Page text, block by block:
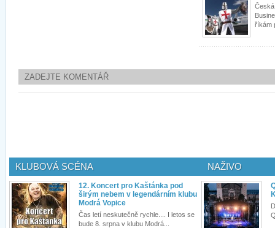
říkám
ZADEJTE KOMENTÁŘ
KLUBOVÁ SCÉNA
12. Koncert pro Kaštánka pod
širým nebem v legendárním klubu
Modrá Vopice
Čas letí neskutečně rychle.... I letos se
bude 8. srpna v klubu Modrá...
NAŽIVO